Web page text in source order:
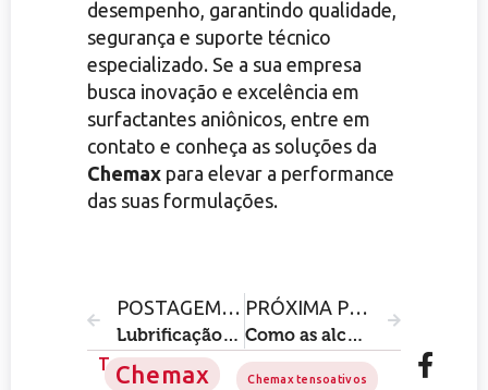
desempenho, garantindo qualidade,
segurança e suporte técnico
especializado. Se a sua empresa
busca inovação e excelência em
surfactantes aniônicos, entre em
contato e conheça as soluções da
Chemax para elevar a performance
das suas formulações.
POSTAGEM ANTERIOR
Lubrificação industrial: como escolher a matéria-prima ideal para máxima eficiência
PRÓXIMA POSTAGEM
Como as alcanolamidas da Chemax aumentam a eficiência de detergentes e limpadores?
TagsChemax Chemax tensoativos